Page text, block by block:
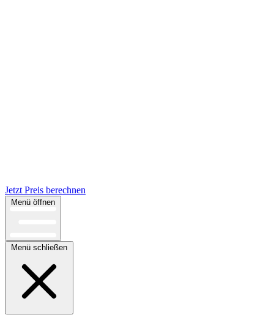
Jetzt Preis berechnen
Menü öffnen
Menü schließen